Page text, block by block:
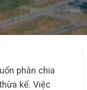
phân chia
kế. Việc